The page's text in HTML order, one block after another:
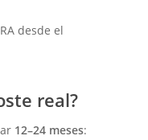
desde el
real?
12–24 meses: